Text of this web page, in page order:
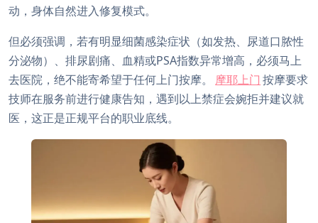
动，身体自然进入修复模式。
但必须强调，若有明显细菌感染症状（如发热、尿道口脓性
分泌物）、排尿剧痛、血精或PSA指数异常增高，必须马上
去医院，绝不能寄希望于任何上门按摩。
摩耶上门 按摩要求
技师在服务前进行健康告知，遇到以上禁症会婉拒并建议就
医，这正是正规平台的职业底线。